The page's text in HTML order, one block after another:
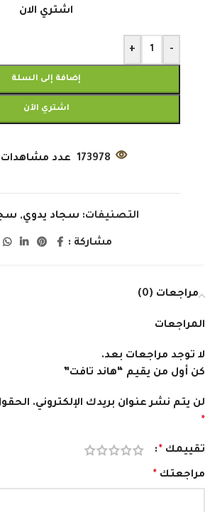
اشتري الان
-
+
إضافة إلى السلة
اشتري الآن
173978 عدد مشاهدات
التصنيفات: سجاد يدوي,
مشاركة :
مراجعات (0)
المراجعات
لا توجد مراجعات بعد.
كن أول من يقيم “هاند تافت”
لن يتم نشر عنوان بريدك الإلكتروني.
*
تقييمك *
مراجعتك *